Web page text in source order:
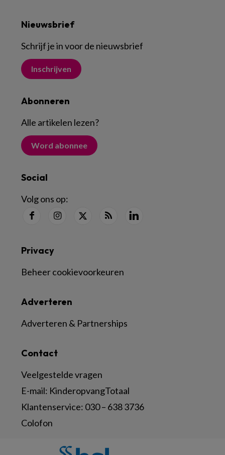
Nieuwsbrief
Schrijf je in voor de nieuwsbrief
Inschrijven
Abonneren
Alle artikelen lezen?
Word abonnee
Social
Volg ons op:
Contact
Veelgestelde vragen
E-mail: KinderopvangTotaal
Klantenservice: 030 – 638 3736
Colofon
Adverteren
Adverteren & Partnerships
Privacy
Beheer cookievoorkeuren